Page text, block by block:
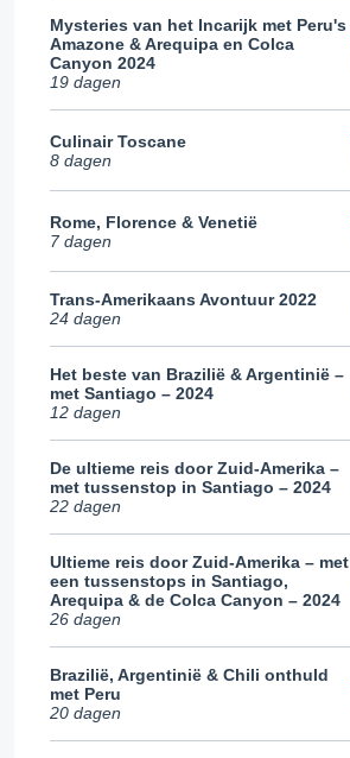
Mysteries van het Incarijk met Peru's
Amazone & Arequipa en Colca
Canyon 2024
19 dagen
Culinair Toscane
8 dagen
Rome, Florence & Venetië
7 dagen
Trans-Amerikaans Avontuur 2022
24 dagen
Het beste van Brazilië & Argentinië –
met Santiago – 2024
12 dagen
De ultieme reis door Zuid-Amerika –
met tussenstop in Santiago – 2024
22 dagen
Ultieme reis door Zuid-Amerika – met
een tussenstops in Santiago,
Arequipa & de Colca Canyon – 2024
26 dagen
Brazilië, Argentinië & Chili onthuld
met Peru
20 dagen